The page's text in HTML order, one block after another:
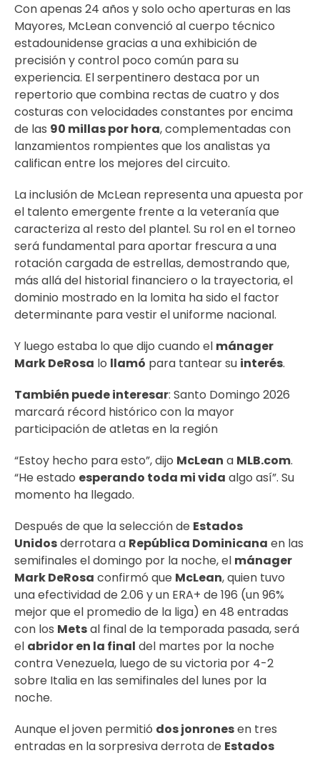
Con apenas 24 años y solo ocho aperturas en las
Mayores, McLean convenció al cuerpo técnico
estadounidense gracias a una exhibición de
precisión y control poco común para su
experiencia. El serpentinero destaca por un
repertorio que combina rectas de cuatro y dos
costuras con velocidades constantes por encima
de las 90 millas por hora, complementadas con
lanzamientos rompientes que los analistas ya
califican entre los mejores del circuito.
La inclusión de McLean representa una apuesta por
el talento emergente frente a la veteranía que
caracteriza al resto del plantel. Su rol en el torneo
será fundamental para aportar frescura a una
rotación cargada de estrellas, demostrando que,
más allá del historial financiero o la trayectoria, el
dominio mostrado en la lomita ha sido el factor
determinante para vestir el uniforme nacional.
Y luego estaba lo que dijo cuando el mánager
Mark DeRosa lo llamó para tantear su interés.
También puede interesar: Santo Domingo 2026
marcará récord histórico con la mayor
participación de atletas en la región
“Estoy hecho para esto”, dijo McLean a MLB.com.
“He estado esperando toda mi vida algo así”. Su
momento ha llegado.
Después de que la selección de Estados
Unidosderrotara a República Dominicana en las
semifinales el domingo por la noche, el mánager
Mark DeRosa confirmó que McLean, quien tuvo
una efectividad de 2.06 y un ERA+ de 196 (un 96%
mejor que el promedio de la liga) en 48 entradas
con los Metsal final de la temporada pasada, será
el abridor en la final del martes por la noche
contra Venezuela, luego de su victoria por 4-2
sobre Italia en las semifinales del lunes por la
noche.
Aunque el joven permitió dos jonronesen tres
entradas en la sorpresiva derrota de Estados